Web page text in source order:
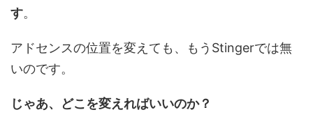
す。
アドセンスの位置を変えても、もうStingerでは無
いのです。
じゃあ、どこを変えればいいのか？